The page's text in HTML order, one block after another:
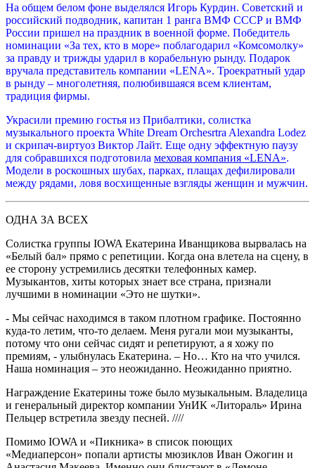
На общем белом фоне выделялся Игорь Курдин. Советский и
российский подводник, капитан 1 ранга ВМФ СССР и ВМФ
России пришел на праздник в военной форме. Победитель
номинации «За тех, кто в море» поблагодарил «Комсомолку»
за правду и трижды ударил в корабельную рынду. Подарок
вручала представитель компании «LENA». Троекратный удар
в рынду – многолетняя, полюбившаяся всем клиентам,
традиция фирмы.
Украсили премию гостья из Прибалтики, солистка
музыкального проекта White Dream Orchesrtra Alexandra Lodez
и скрипач-виртуоз Виктор Лайт. Еще одну эффектную паузу
для собравшихся подготовила меховая компания «LENA».
Модели в роскошных шубах, парках, плащах дефилировали
между рядами, ловя восхищенные взгляды женщин и мужчин.
ОДНА ЗА ВСЕХ
Солистка группы IOWA Екатерина Иванщикова вырвалась на
«Белый бал» прямо с репетиции. Когда она влетела на сцену, в
ее сторону устремились десятки телефонных камер.
Музыкантов, хиты которых знает все страна, признали
лучшими в номинации «Это не шутки».
- Мы сейчас находимся в таком плотном графике. Постоянно
куда-то летим, что-то делаем. Меня ругали мои музыканты,
потому что они сейчас сидят и репетируют, а я хожу по
премиям, - улыбнулась Екатерина. – Но… Кто на что учился.
Наша номинация – это неожиданно. Неожиданно приятно.
Награждение Екатерины тоже было музыкальным. Владелица
и генеральный директор компании УнИК «Литораль» Ирина
Пельцер встретила звезду песней. ////
Помимо IOWA и «Пикника» в список поющих
«Медиаперсон» попали артисты мюзиклов Иван Ожогин и